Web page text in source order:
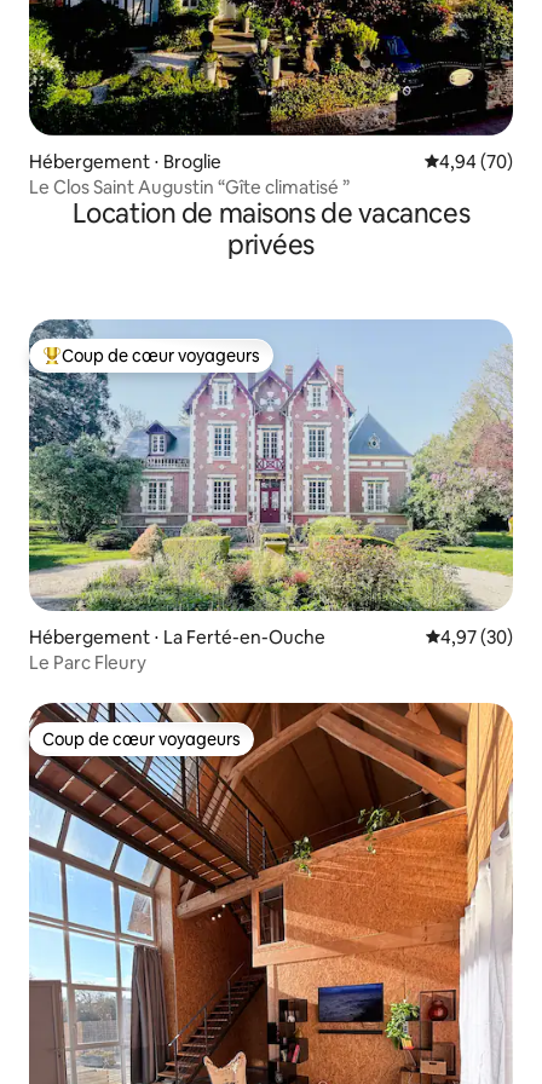
Hébergement ⋅ Broglie Évaluation
4,94 (70)
Le Clos Saint Augustin “Gîte climatisé ”
Location de maisons de vacances
privées
Coups de cœur voyageurs les plus appréciés
Coup de cœur voyageurs
Hébergement ⋅ La Ferté-en-Ouche Évaluation
4,97 (30)
Le Parc Fleury
Coup de cœur voyageurs
Coup de cœur voyageurs